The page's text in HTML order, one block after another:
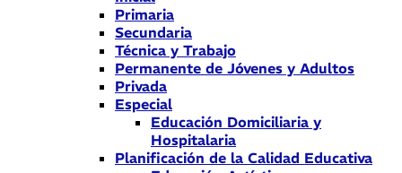
Primaria
Secundaria
Técnica y Trabajo
Permanente de Jóvenes y Adultos
Privada
Especial
Educación Domiciliaria y
Hospitalaria
Planificación de la Calidad Educativa